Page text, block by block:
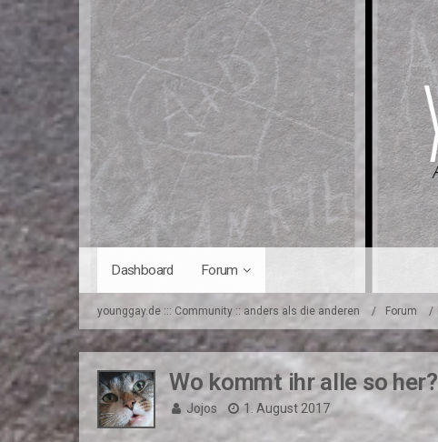
Dashboard Forum
younggay.de ::: Community :: anders als die anderen Forum
Wo kommt ihr alle so her?
Jojos 1. August 2017